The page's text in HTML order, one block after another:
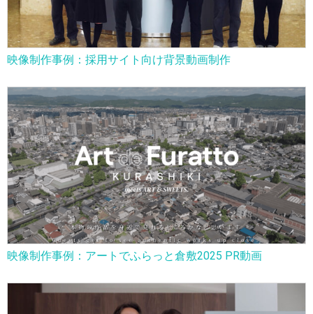
映像制作事例：採用サイト向け背景動画制作
映像制作事例：アートでふらっと倉敷2025 PR動画